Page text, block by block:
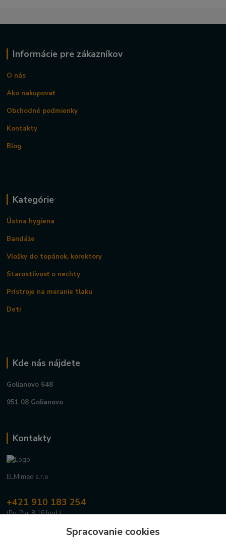
Informácie pre zákazníkov
O nás
Ako nakupovať
Obchodné podmienky
Kontakty
Blog
Kategórie
Ústna hygiena
Bandáže
Vložky do topánok, korektory
Starostlivosť o nechty
Prístroje na meranie tlaku
Deti
Kde nás nájdete
Golianovo 648
951 08 Golianovo
Kontakty
ELMImed s.r.o.
+421 910 183 254
(Po-Pia, 8-16 hod.)
info@elmimed.skSpracovanie cookies